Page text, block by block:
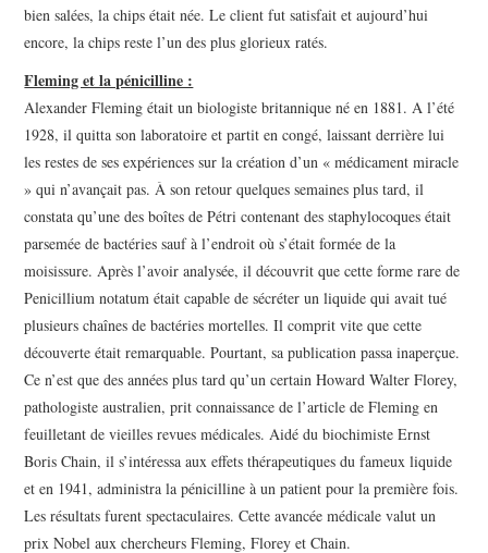
bien salées, la chips était née. Le client fut satisfait et aujourd’hui
encore, la chips reste l’un des plus glorieux ratés.
Fleming et la pénicilline :
Alexander Fleming était un biologiste britannique né en 1881. A l’été
1928, il quitta son laboratoire et partit en congé, laissant derrière lui
les restes de ses expériences sur la création d’un « médicament miracle
» qui n’avançait pas. À son retour quelques semaines plus tard, il
constata qu’une des boîtes de Pétri contenant des staphylocoques était
parsemée de bactéries sauf à l’endroit où s’était formée de la
moisissure. Après l’avoir analysée, il découvrit que cette forme rare de
Penicillium notatum était capable de sécréter un liquide qui avait tué
plusieurs chaînes de bactéries mortelles. Il comprit vite que cette
découverte était remarquable. Pourtant, sa publication passa inaperçue.
Ce n’est que des années plus tard qu’un certain Howard Walter Florey,
pathologiste australien, prit connaissance de l’article de Fleming en
feuilletant de vieilles revues médicales. Aidé du biochimiste Ernst
Boris Chain, il s’intéressa aux effets thérapeutiques du fameux liquide
et en 1941, administra la pénicilline à un patient pour la première fois.
Les résultats furent spectaculaires. Cette avancée médicale valut un
prix Nobel aux chercheurs Fleming, Florey et Chain.